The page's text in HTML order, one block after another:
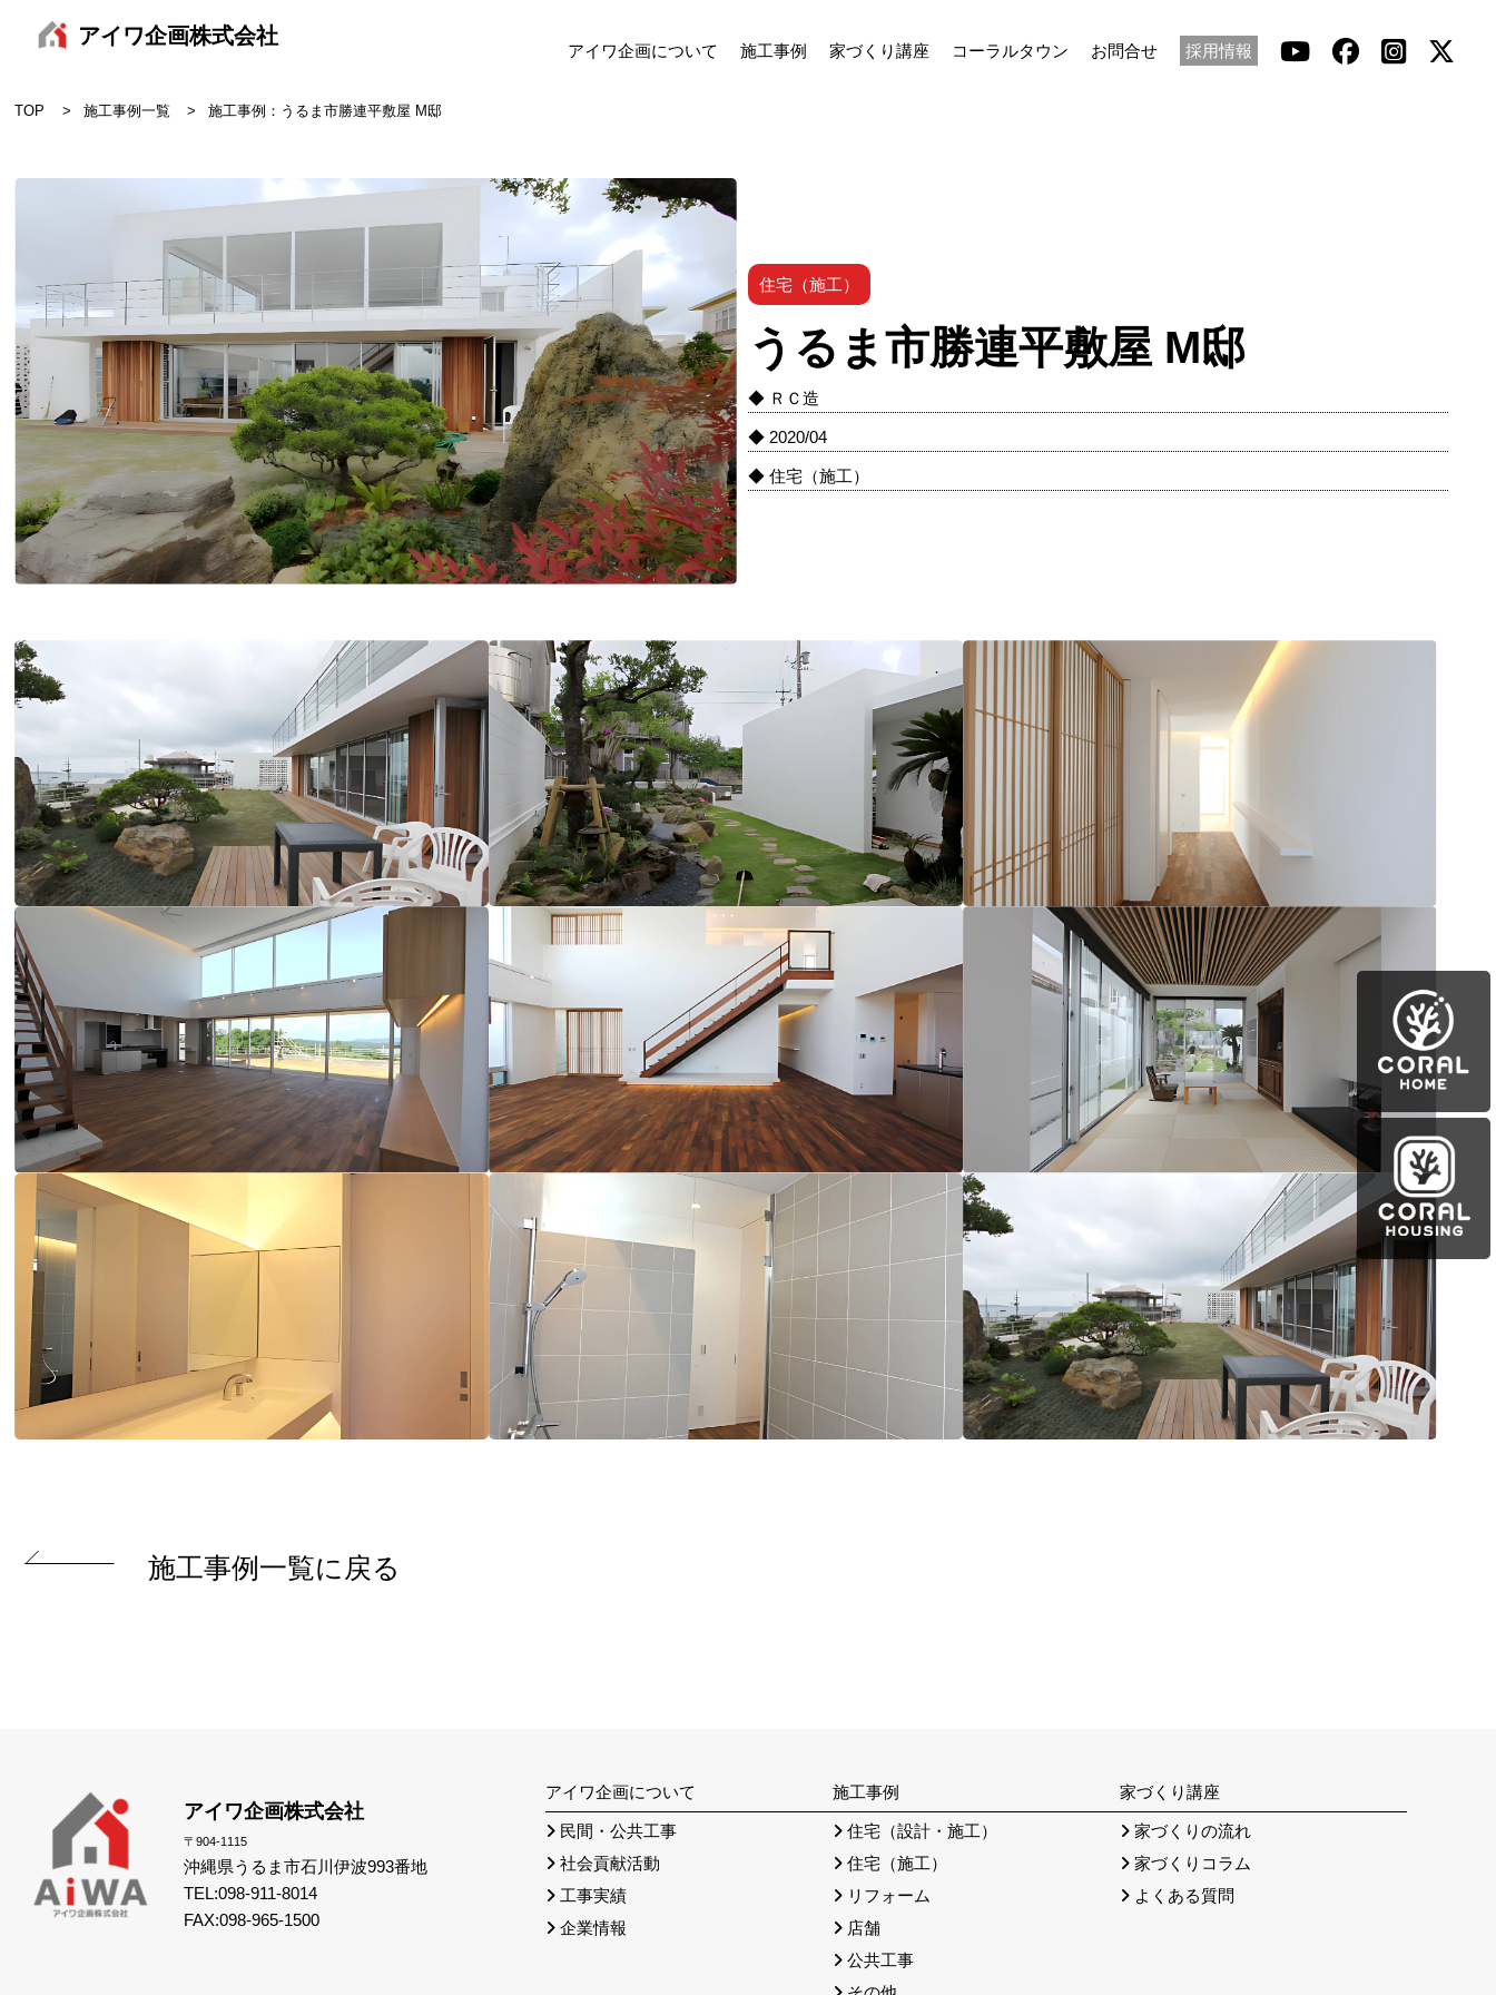
アイワ企画株式会社
アイワ企画について 施工事例 家づくり講座 コーラルタウン お問合せ 採用情報
TOP 施工事例一覧 施工事例：うるま市勝連平敷屋 M邸
住宅（施工）
うるま市勝連平敷屋 M邸
◆ ＲＣ造
◆ 2020/04
◆ 住宅（施工）
施工事例一覧に戻る
アイワ企画株式会社
〒904-1115
沖縄県うるま市石川伊波993番地
TEL:098-911-8014
FAX:098-965-1500
アイワ企画について
民間・公共工事
社会貢献活動
工事実績
企業情報
施工事例
住宅（設計・施工）
住宅（施工）
リフォーム
店舗
公共工事
家づくり講座
家づくりの流れ
家づくりコラム
よくある質問